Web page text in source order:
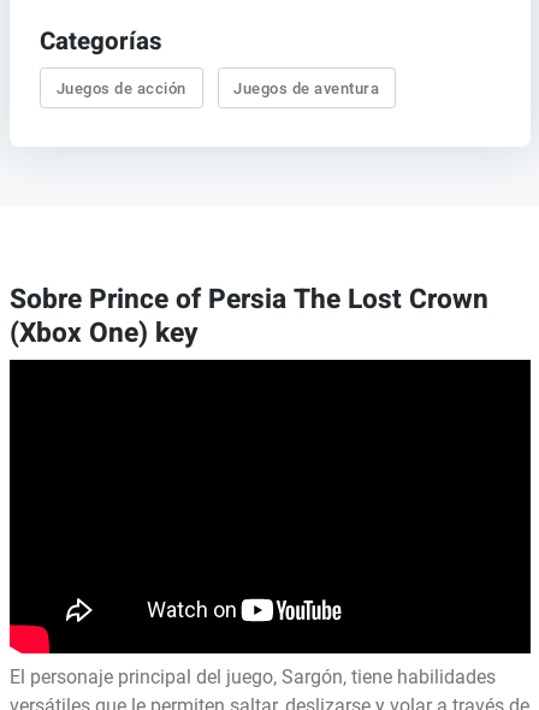
Categorías
Juegos de acción Juegos de aventura
Sobre Prince of Persia The Lost Crown
(Xbox One) key
El personaje principal del juego, Sargón, tiene habilidades